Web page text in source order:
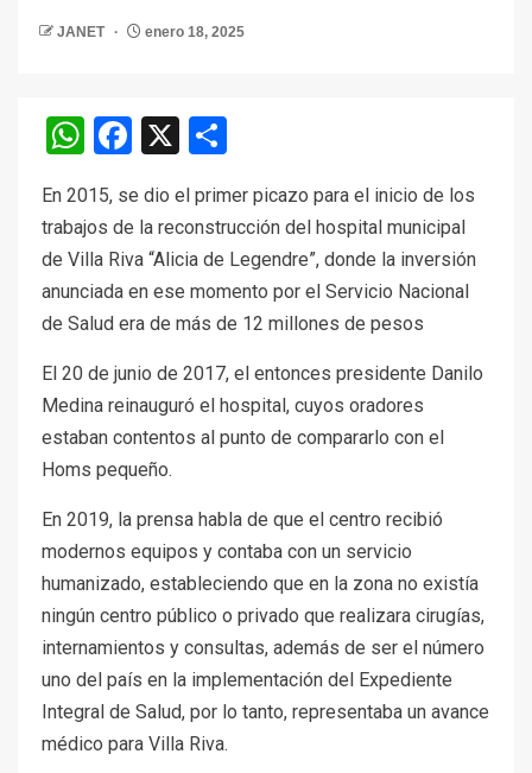
JANET enero 18, 2025
WhatsApp
Facebook
X
En 2015, se dio el primer picazo para el inicio de los
trabajos de la reconstrucción del hospital municipal
de Villa Riva “Alicia de Legendre”, donde la inversión
anunciada en ese momento por el Servicio Nacional
de Salud era de más de 12 millones de pesos
El 20 de junio de 2017, el entonces presidente Danilo
Medina reinauguró el hospital, cuyos oradores
estaban contentos al punto de compararlo con el
Homs pequeño.
En 2019, la prensa habla de que el centro recibió
modernos equipos y contaba con un servicio
humanizado, estableciendo que en la zona no existía
ningún centro público o privado que realizara cirugías,
internamientos y consultas, además de ser el número
uno del país en la implementación del Expediente
Integral de Salud, por lo tanto, representaba un avance
médico para Villa Riva.